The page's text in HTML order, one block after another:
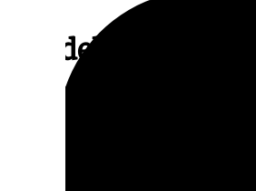
Por delante en el
parte